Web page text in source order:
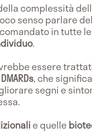
complessità
senso parlare
in tutte
.
essere
DMARDs, che significa
segni e
e quelle